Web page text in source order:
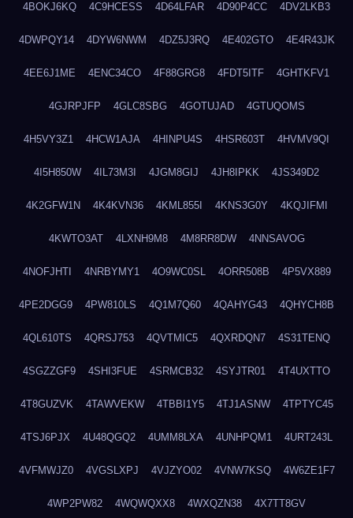
4BOKJ6KQ 4C9HCESS 4D64LFAR 4D90P4CC 4DV2LKB3
4DWPQY14 4DYW6NWM 4DZ5J3RQ 4E402GTO 4E4R43JK
4EE6J1ME 4ENC34CO 4F88GRG8 4FDT5ITF 4GHTKFV1
4GJRPJFP 4GLC8SBG 4GOTUJAD 4GTUQOMS
4H5VY3Z1 4HCW1AJA 4HINPU4S 4HSR603T 4HVMV9QI
4I5H850W 4IL73M3I 4JGM8GIJ 4JH8IPKK 4JS349D2
4K2GFW1N 4K4KVN36 4KML855I 4KNS3G0Y 4KQJIFMI
4KWTO3AT 4LXNH9M8 4M8RR8DW 4NNSAVOG
4NOFJHTI 4NRBYMY1 4O9WC0SL 4ORR508B 4P5VX889
4PE2DGG9 4PW810LS 4Q1M7Q60 4QAHYG43 4QHYCH8B
4QL610TS 4QRSJ753 4QVTMIC5 4QXRDQN7 4S31TENQ
4SGZZGF9 4SHI3FUE 4SRMCB32 4SYJTR01 4T4UXTTO
4T8GUZVK 4TAWVEKW 4TBBI1Y5 4TJ1ASNW 4TPTYC45
4TSJ6PJX 4U48QGQ2 4UMM8LXA 4UNHPQM1 4URT243L
4VFMWJZ0 4VGSLXPJ 4VJZYO02 4VNW7KSQ 4W6ZE1F7
4WP2PW82 4WQWQXX8 4WXQZN38 4X7TT8GV